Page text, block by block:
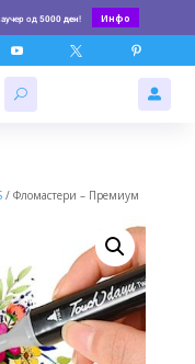
од 5000 ден! Инфо
  

/ Фломастери – Премиум